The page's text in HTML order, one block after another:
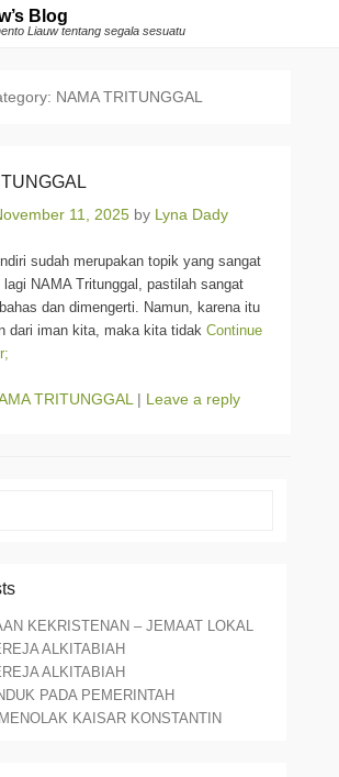
Blog
Liauw tentang segala sesuatu
NAMA TRITUNGGAL
11, 2025 by Lyna Dady
sudah merupakan topik yang sangat
NAMA Tritunggal, pastilah sangat
dan dimengerti. Namun, karena itu
dari iman kita, maka kita tidak Continue
TRITUNGGAL | Leave a reply
KEKRISTENAN – JEMAAT LOKAL
ALKITABIAH
ALKITABIAH
PADA PEMERINTAH
KAISAR KONSTANTIN